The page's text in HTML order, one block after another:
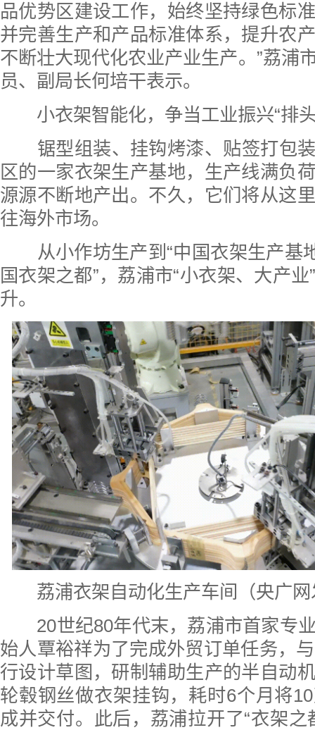
品优势区建设工作，始终坚持绿色标
并完善生产和产品标准体系，提升农
不断壮大现代化农业产业生产。”荔浦
员、副局长何培干表示。
小衣架智能化，争当工业振兴“排
锯型组装、挂钩烤漆、贴签打包
区的一家衣架生产基地，生产线满负
源源不断地产出。不久，它们将从这
往海外市场。
从小作坊生产到“中国衣架生产基
国衣架之都”，荔浦市“小衣架、大产
升。
荔浦衣架自动化生产车间（央广
20世纪80年代末，荔浦市首家专
始人覃裕祥为了完成外贸订单任务，
行设计草图，研制辅助生产的半自动
轮毂钢丝做衣架挂钩，耗时6个月将
成并交付。此后，荔浦拉开了“衣架之